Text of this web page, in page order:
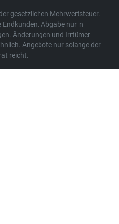
gesetzlichen Mehrwertsteuer.
Abgabe nur in
Änderungen und Irrtümer
Angebote nur solange der
reicht.